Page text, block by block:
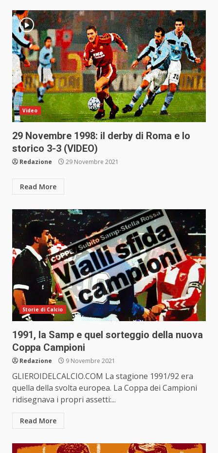
Video
29 Novembre 1998: il derby di Roma e lo
storico 3-3 (VIDEO)
Redazione 29 Novembre 2021
Read More
Storie di Calcio
1991, la Samp e quel sorteggio della nuova
Coppa Campioni
Redazione 9 Novembre 2021
GLIEROIDELCALCIO.COM La stagione 1991/92 era
quella della svolta europea. La Coppa dei Campioni
ridisegnava i propri assetti:...
Read More